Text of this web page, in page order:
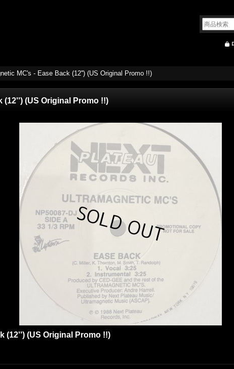
MC's - Ease Back (12'') (US Original Promo !!)
(12'') (US Original Promo !!)
(12'') (US Original Promo !!)